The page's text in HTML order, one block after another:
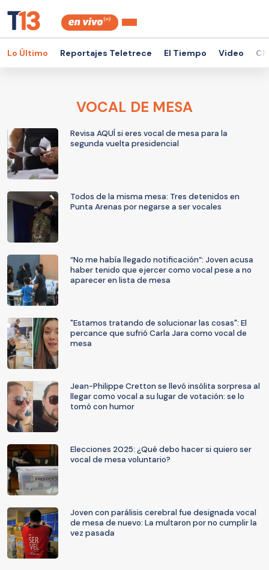
Lo Último Reportajes Teletrece El Tiempo Video
VOCAL DE MESA
Revisa AQUÍ si eres vocal de mesa para la
segunda vuelta presidencial
Todos de la misma mesa: Tres detenidos en
Punta Arenas por negarse a ser vocales
“No me había llegado notificación”: Joven acusa
haber tenido que ejercer como vocal pese a no
aparecer en lista de mesa
"Estamos tratando de solucionar las cosas": El
percance que sufrió Carla Jara como vocal de
mesa
Jean-Philippe Cretton se llevó insólita sorpresa al
llegar como vocal a su lugar de votación: se lo
tomó con humor
Elecciones 2025: ¿Qué debo hacer si quiero ser
vocal de mesa voluntario?
Joven con parálisis cerebral fue designada vocal
de mesa de nuevo: La multaron por no cumplir la
vez pasada